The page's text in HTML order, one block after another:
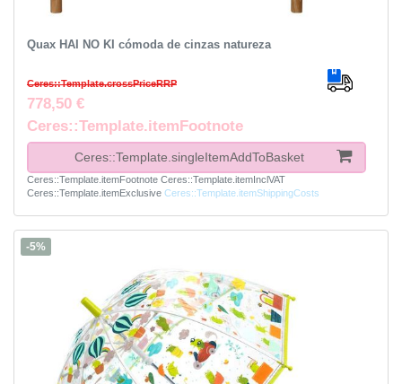
Quax HAI NO KI cómoda de cinzas natureza
Ceres::Template.crossPriceRRP
778,50 €
Ceres::Template.itemFootnote
Ceres::Template.singleItemAddToBasket
Ceres::Template.itemFootnote Ceres::Template.itemInclVAT
Ceres::Template.itemExclusive Ceres::Template.itemShippingCosts
-5%